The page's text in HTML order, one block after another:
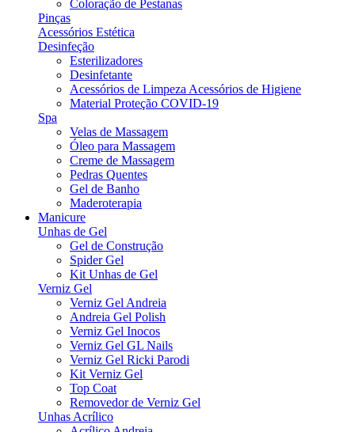
Coloração de Pestanas
Pinças
Acessórios Estética
Desinfeção
Esterilizadores
Desinfetante
Acessórios de Limpeza Acessórios de Higiene
Material Proteção COVID-19
Spa
Velas de Massagem
Óleo para Massagem
Creme de Massagem
Pedras Quentes
Gel de Banho
Maderoterapia
Manicure
Unhas de Gel
Gel de Construção
Spider Gel
Kit Unhas de Gel
Verniz Gel
Verniz Gel Andreia
Andreia Gel Polish
Verniz Gel Inocos
Verniz Gel GL Nails
Verniz Gel Ricki Parodi
Kit Verniz Gel
Top Coat
Removedor de Verniz Gel
Unhas Acrílico